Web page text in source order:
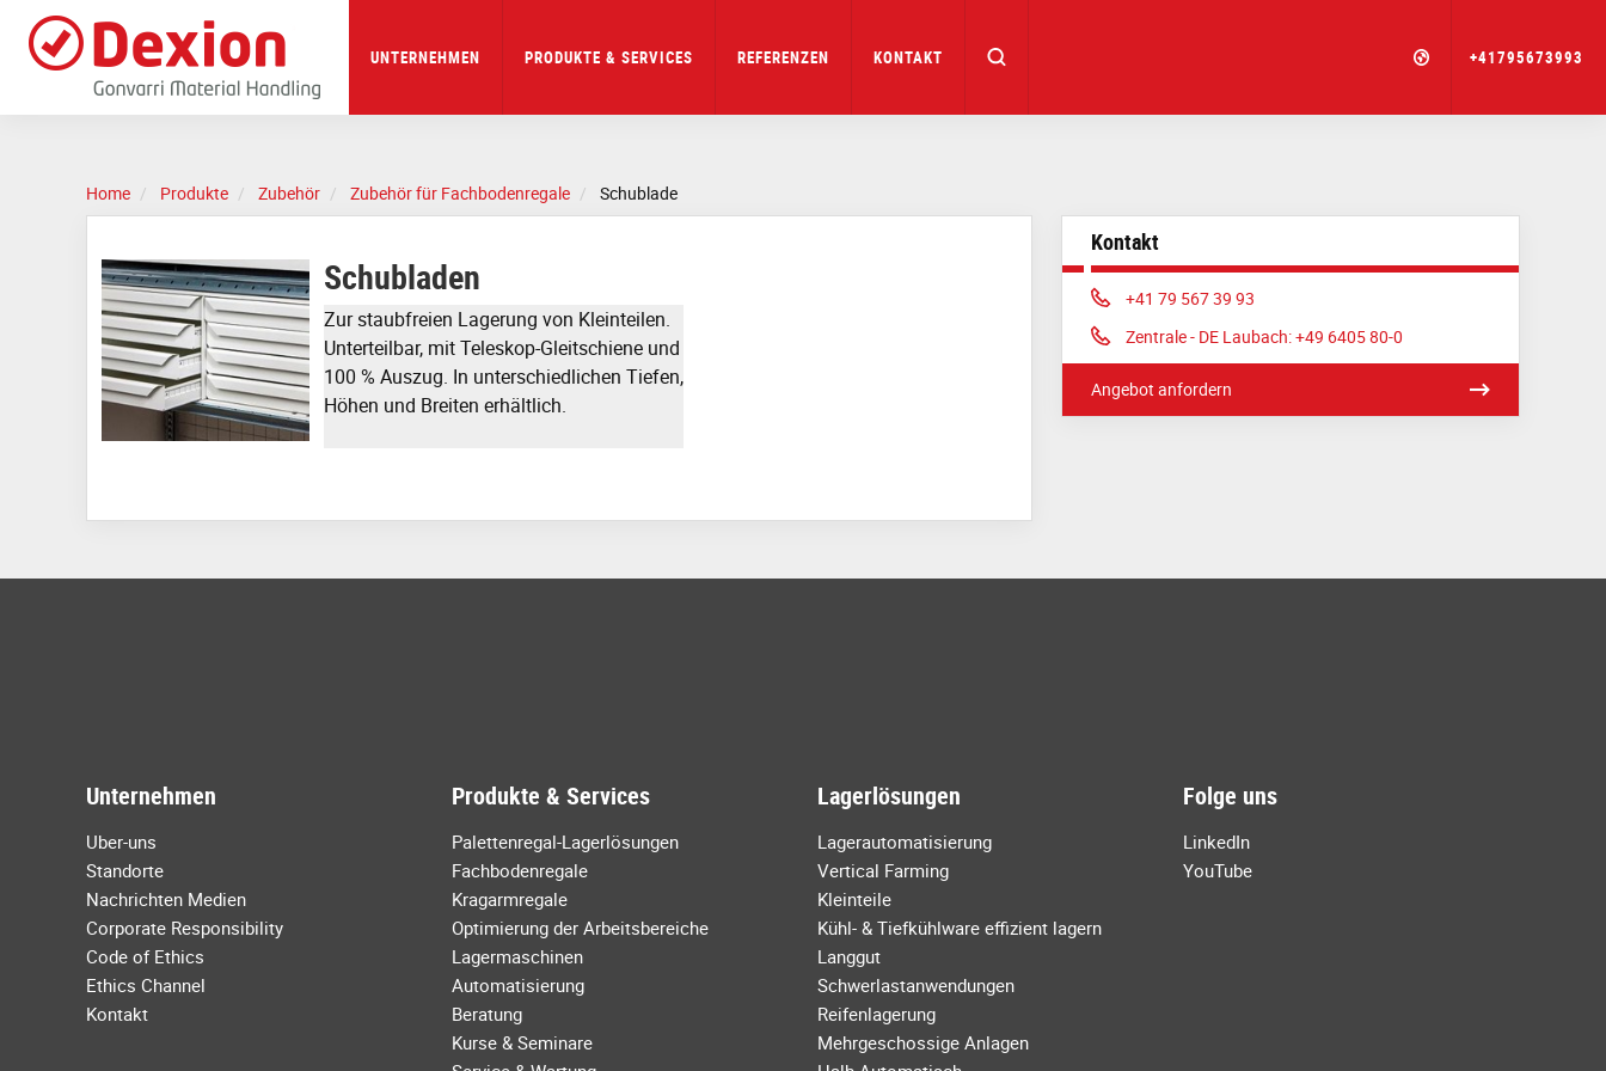
main
UNTERNEHMEN PRODUKTE & SERVICES REFERENZEN KONTAKT +41795673993
Home Produkte Zubehör Zubehör für Fachbodenregale Schublade
Schubladen
Zur staubfreien Lagerung von Kleinteilen.
Unterteilbar, mit Teleskop-Gleitschiene und
100 % Auszug. In unterschiedlichen Tiefen,
Höhen und Breiten erhältlich.
Kontakt
Phone:
+41 79 567 39 93
Phone:
Zentrale - DE Laubach: +49 6405 80-0
Angebot anfordern
Unternehmen
Uber-uns
Standorte
Nachrichten Medien
Corporate Responsibility
Code of Ethics
Ethics Channel
Kontakt
Produkte & Services
Palettenregal-Lagerlösungen
Fachbodenregale
Kragarmregale
Optimierung der Arbeitsbereiche
Lagermaschinen
Automatisierung
Beratung
Kurse & Seminare
Lagerlösungen
Lagerautomatisierung
Vertical Farming
Kleinteile
Kühl- & Tiefkühlware effizient lagern
Langgut
Schwerlastanwendungen
Reifenlagerung
Mehrgeschossige Anlagen
Folge uns
LinkedIn
YouTube